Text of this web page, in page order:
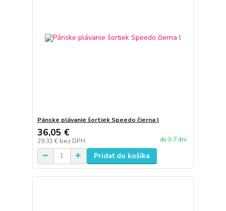
Pánske plávanie šortiek Speedo čierna l
36,05 €
29,31 € bez DPH do 3-7 dní
Pridať do košíka